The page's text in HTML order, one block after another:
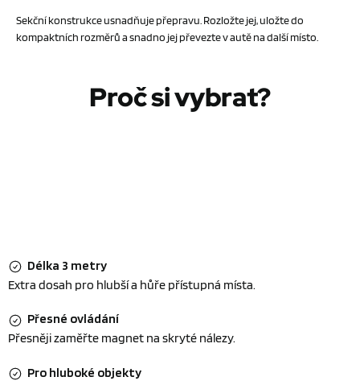
Sekční konstrukce usnadňuje přepravu. Rozložte jej, uložte do
kompaktních rozměrů a snadno jej převezte v autě na další místo.
Proč si vybrat?
Délka 3 metry
Extra dosah pro hlubší a hůře přístupná místa.
Přesné ovládání
Přesněji zaměřte magnet na skryté nálezy.
Pro hluboké objekty